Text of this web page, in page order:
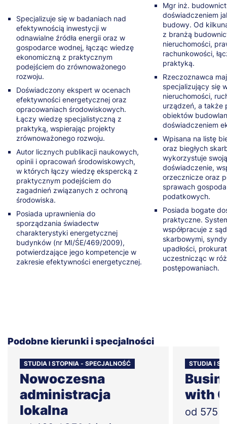
Specjalizuje się w badaniach nad
efektywnością inwestycji w
odnawialne źródła energii oraz w
gospodarce wodnej, łącząc wiedzę
ekonomiczną z praktycznym
podejściem do zrównoważonego
rozwoju.
Doświadczony ekspert w ocenach
efektywności energetycznej oraz
opracowaniach środowiskowych.
Łączy wiedzę specjalistyczną z
praktyką, wspierając projekty
zrównoważonego rozwoju.
Autor licznych publikacji naukowych,
opinii i opracowań środowiskowych,
w których łączy wiedzę ekspercką z
praktycznym podejściem do
zagadnień związanych z ochroną
środowiska.
Posiada uprawnienia do
sporządzania świadectw
charakterystyki energetycznej
budynków (nr MI/ŚE/469/2009),
potwierdzające jego kompetencje w
zakresie efektywności energetycznej.
Mgr inż.
doświadczeniem
budowy. Od
z branżą
nieruchomości,
rachunkowości,
praktyką.
Rzeczoznawca
specjalizujący się
nieruchomości,
urządzeń, a także
obiektów
doświadczeniem
Wpisana na listę
oraz biegłych
wykorzystuje
doświadczenie,
orzecznicze oraz
sprawach
podatkowych.
Posiada bogate
praktyczne.
współpracuje z
skarbowymi,
upadłości,
uczestnicząc w
postępowaniach.
Podobne kierunki i specjalności
STUDIA I STOPNIA - SPECJALNOŚĆ
Nowoczesna
administracja
lokalna
STUDIA I
with
od 575